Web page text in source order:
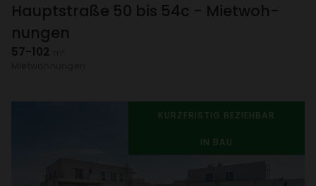
Haupt­straße 50 bis 54c - Miet­woh­
nungen
57-102
KURZ­FRISTIG BEZIEHBAR
IN BAU